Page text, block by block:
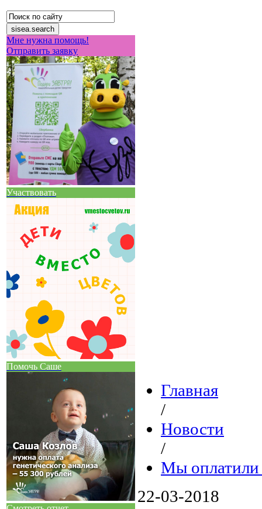
Мне нужна помощь!
Отправить заявку
Участвовать
Помочь Саше
Главная
/
Новости
/
Мы оплатили
22-03-2018